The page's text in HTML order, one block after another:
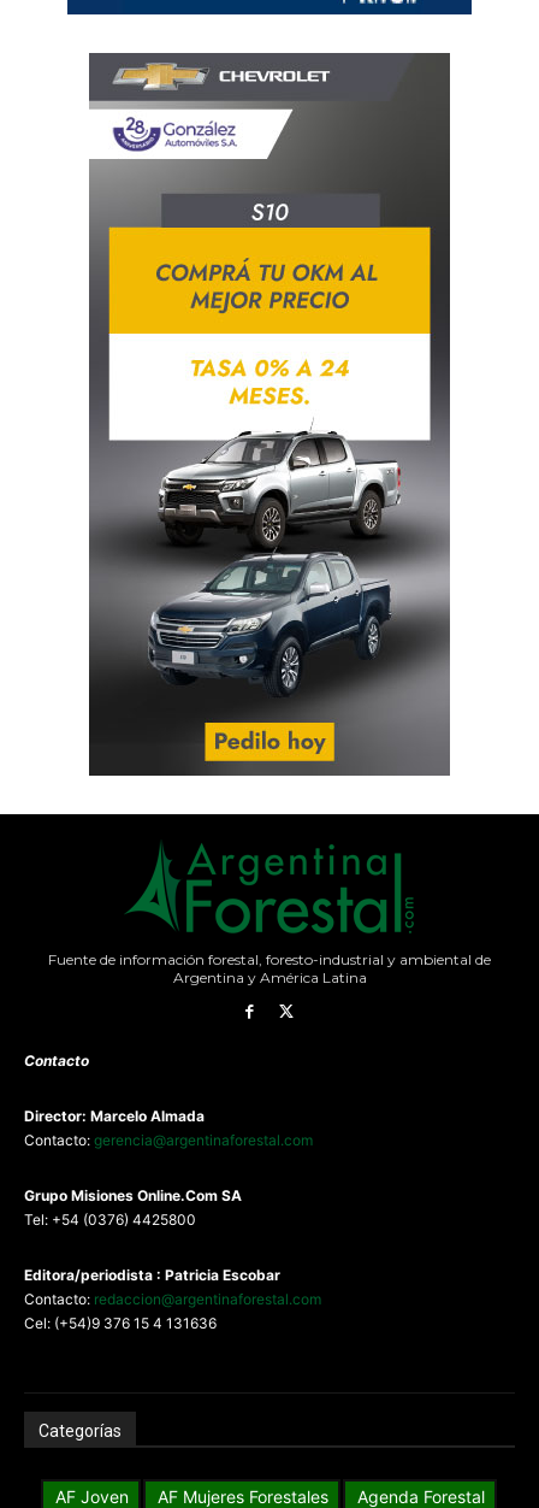
Fuente de información forestal, foresto-industrial y ambiental de
Argentina y América Latina
Contacto
Director: Marcelo Almada
Contacto: gerencia@argentinaforestal.com
Grupo Misiones Online.Com SA
Tel: +54 (0376) 4425800
Editora/periodista : Patricia Escobar
Contacto: redaccion@argentinaforestal.com
Cel: (+54)9 376 15 4 131636
Categorías
AF Joven AF Mujeres Forestales
Agenda Forestal